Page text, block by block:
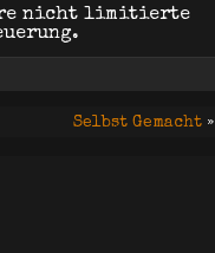
nicht limitierte
Selbst Gemacht »